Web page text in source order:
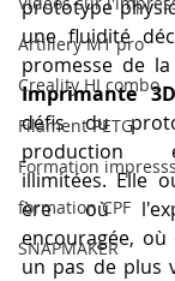
Artillery M1 pro
Creality HI combo
Filament PETG
Formation
formation CPF
SNAPMAKER
prototype
une fluidité
promesse de la
Imprimante 3D
défis du
production
illimitées. Elle
ère où
encouragée,
un pas de plus